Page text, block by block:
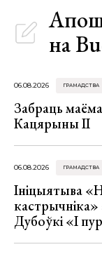
на
06.08.2026 ГРАМАДСТВА
Забраць
Кацярыны ІІ
06.08.2026 ГРАМАДСТВА
Ініцыятыва
кастрычніка»
Дубоўкі «І